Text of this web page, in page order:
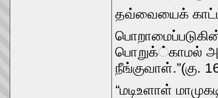
தவ்வையைக்‌
பொறுக்‌்காமல்‌
நீங்குவாள்‌.”(கு.
“மடிஉளாள்‌